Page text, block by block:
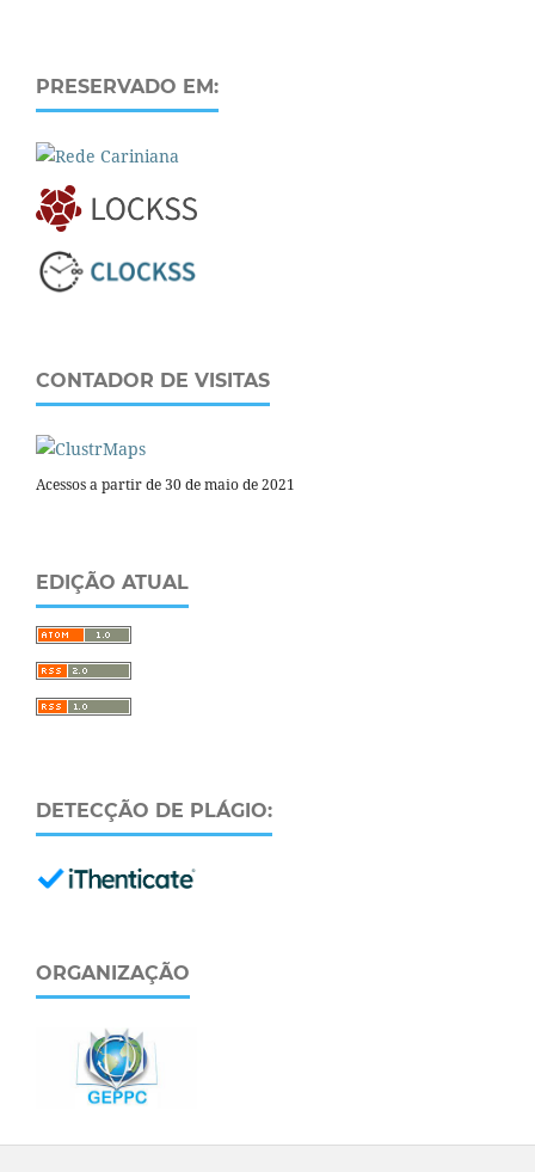
PRESERVADO EM:
CONTADOR DE VISITAS
Acessos a partir de 30 de maio de 2021
EDIÇÃO ATUAL
DETECÇÃO DE PLÁGIO:
ORGANIZAÇÃO